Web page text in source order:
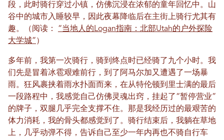
段，此时骑行穿过小镇，仿佛沉浸在浓郁的童年回忆中。山
谷中的城市入睡较早，因此夜幕降临后在主街上骑行尤其有
趣。（阅读： “当地人的Logan指南：北部Utah的户外探险
大学城” ）
多年前，我第一次骑行，骑到终点时已经骑了九个小时。我
们先是冒着冰雹艰难前行，到了阿马尔加又遭遇了一场暴
雨。狂风裹挟着雨水扑面而来，在从特伦顿到里士满的最后
一段路程中，我感觉自己仿佛灵魂出窍，挂起了“暂停营业”
的牌子，双腿几乎完全支撑不住。那是我经历过的最艰苦的
体力消耗，我的骨头都感觉到了。骑行结束后，我躺在草地
上，几乎动弹不得，告诉自己至少一年内再也不骑自行车